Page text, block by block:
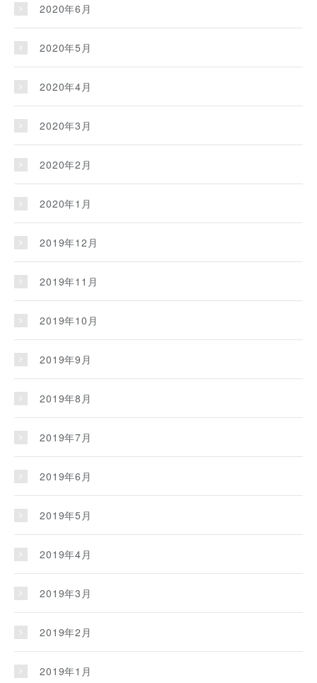
2020年6月
2020年5月
2020年4月
2020年3月
2020年2月
2020年1月
2019年12月
2019年11月
2019年10月
2019年9月
2019年8月
2019年7月
2019年6月
2019年5月
2019年4月
2019年3月
2019年2月
2019年1月